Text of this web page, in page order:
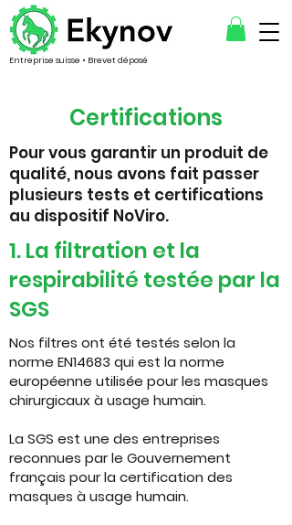
Entreprise suisse • Brevet déposé
Certifications
Pour vous garantir un produit de
qualité, nous avons fait passer
plusieurs tests et certifications
au dispositif NoViro.
1. La filtration et la
respirabilité testée par la
SGS​
Nos filtres ont été testés selon la
norme EN14683 qui est la norme
européenne utilisée pour les masques
chirurgicaux à usage humain.
La SGS est une des entreprises
reconnues par le Gouvernement
français pour la certification des
masques à usage humain.